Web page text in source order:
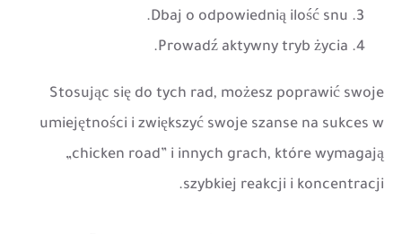
Dbaj o odpowiednią ilość snu.
Prowadź aktywny tryb życia.
Stosując się do tych rad, możesz poprawić swoje
umiejętności i zwiększyć swoje szanse na sukces w
„chicken road” i innych grach, które wymagają
szybkiej reakcji i koncentracji.